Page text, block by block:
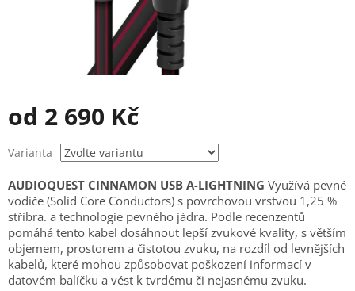
od 2 690 Kč
cena:
Varianta
AUDIOQUEST CINNAMON USB A-LIGHTNING Využívá pevné
vodiče (Solid Core Conductors) s povrchovou vrstvou 1,25 %
stříbra. a technologie pevného jádra. Podle recenzentů
pomáhá tento kabel dosáhnout lepší zvukové kvality, s větším
objemem, prostorem a čistotou zvuku, na rozdíl od levnějších
kabelů, které mohou způsobovat poškození informací v
datovém balíčku a vést k tvrdému či nejasnému zvuku.